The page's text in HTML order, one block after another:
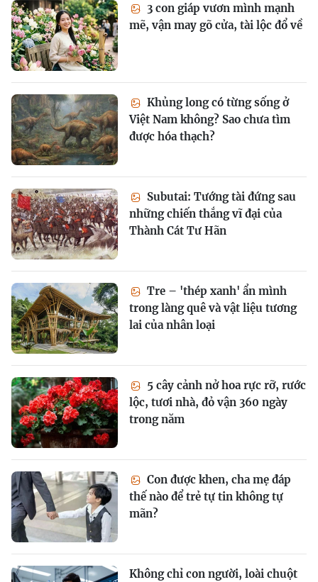
3 con giáp vươn mình mạnh
mẽ, vận may gõ cửa, tài lộc đổ về
Khủng long có từng sống ở
Việt Nam không? Sao chưa tìm
được hóa thạch?
Subutai: Tướng tài đứng sau
những chiến thắng vĩ đại của
Thành Cát Tư Hãn
Tre – 'thép xanh' ẩn mình
trong làng quê và vật liệu tương
lai của nhân loại
5 cây cảnh nở hoa rực rỡ, rước
lộc, tươi nhà, đỏ vận 360 ngày
trong năm
Con được khen, cha mẹ đáp
thế nào để trẻ tự tin không tự
mãn?
Không chỉ con người, loài chuột